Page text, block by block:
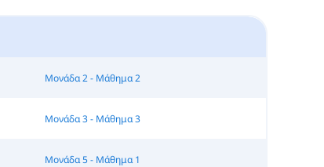
Μονάδα 2 - Μάθημα 2
Μονάδα 3 - Μάθημα 3
Μονάδα 5 - Μάθημα 1